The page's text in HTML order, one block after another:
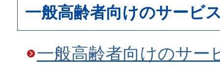
一般高齢者向けのサービ
一般高齢者向けのサー